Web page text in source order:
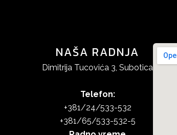
NAŠA RADNJA
Dimitrija Tucovića 3, Subotica
Telefon:
+381/24/533-532
+381/65/533-532-5